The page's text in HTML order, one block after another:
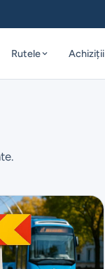
Rutele Achiziții